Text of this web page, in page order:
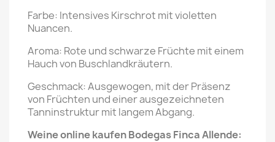
Farbe: Intensives Kirschrot mit violetten
Nuancen.
Aroma: Rote und schwarze Früchte mit einem
Hauch von Buschlandkräutern.
Geschmack: Ausgewogen, mit der Präsenz
von Früchten und einer ausgezeichneten
Tanninstruktur mit langem Abgang.
Weine online kaufen Bodegas Finca Allende: